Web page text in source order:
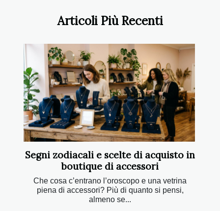
Articoli Più Recenti
Segni zodiacali e scelte di acquisto in
boutique di accessori
Che cosa c’entrano l’oroscopo e una vetrina
piena di accessori? Più di quanto si pensi,
almeno se...